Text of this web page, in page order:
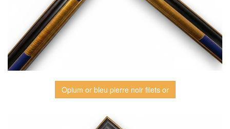
Opium or bleu pierre noir filets or